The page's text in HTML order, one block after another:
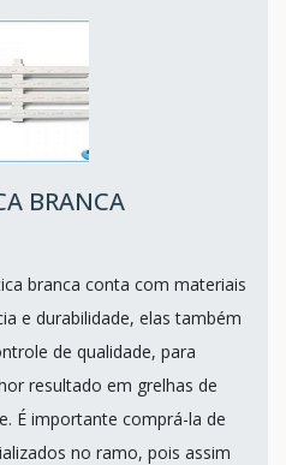
BRANCA
branca conta com materiais
e durabilidade, elas também
de qualidade, para
resultado em grelhas de
É importante comprá-la de
no ramo, pois assim